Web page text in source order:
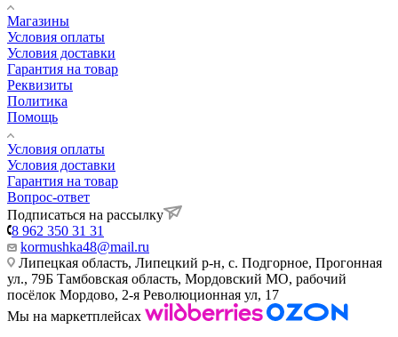
Магазины
Условия оплаты
Условия доставки
Гарантия на товар
Реквизиты
Политика
Помощь
Условия оплаты
Условия доставки
Гарантия на товар
Вопрос-ответ
Подписаться на рассылку
8 962 350 31 31
kormushka48@mail.ru
Липецкая область, Липецкий р-н, с. Подгорное, Прогонная
ул., 79Б Тамбовская область, Мордовский МО, рабочий
посёлок Мордово, 2-я Революционная ул, 17
Мы на маркетплейсах